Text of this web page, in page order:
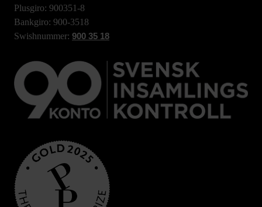
Plusgiro: 900351-8
Bankgiro: 900-3518
Swishnummer: 900 35 18